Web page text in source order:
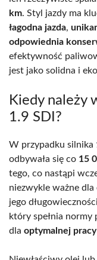
km. Styl jazdy ma
łagodna jazda,
odpowiednia
efektywność
jest jako solidna i
Kiedy należy
1.9 SDI?
W przypadku silnika
odbywała się co 15
tego, co nastąpi
niezwykle ważne dla
jego
który spełnia normy
dla optymalnej